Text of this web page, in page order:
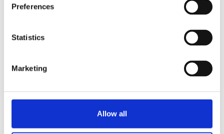
Preferences
Statistics
Marketing
Allow all
Tageszähler und integrierter Zeitschaltuhr
Kaffee gleich bleibender Qualität: Die Behälter
AUSWAHL AN GETRÄNKEN